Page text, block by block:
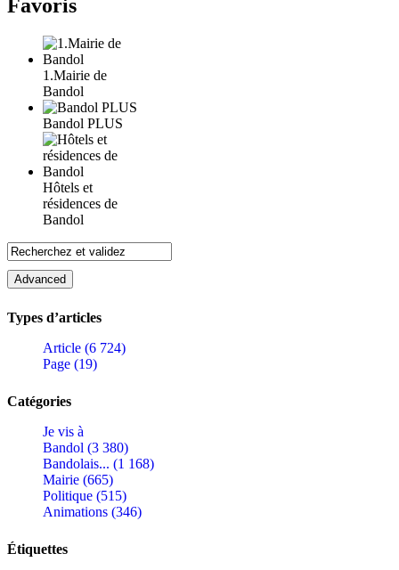
Favoris
1.Mairie de
Bandol
Bandol PLUS
Hôtels et
résidences de
Bandol
Types d’articles
Article (6 724)
Page (19)
Catégories
Je vis à
Bandol (3 380)
Bandolais... (1 168)
Mairie (665)
Politique (515)
Animations (346)
Étiquettes